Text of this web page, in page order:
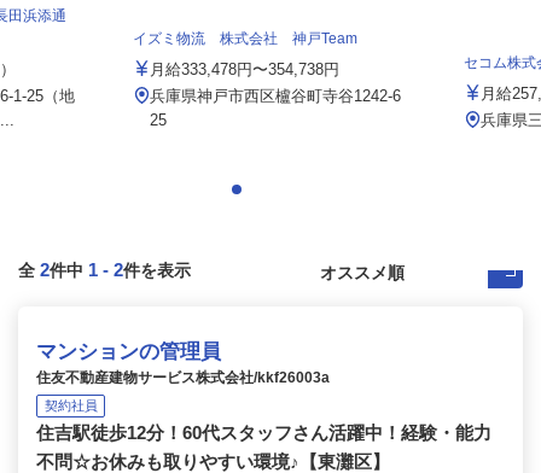
田浜添通
1-25（地
イズミ物流 株式会社 神戸Team
月給333,478円〜354,738円
兵庫県神戸市西区櫨谷町寺谷1242-6
25
セコム株式
月給
兵庫県
全 2件中 1 - 2件を表示
マンションの管理員
住友不動産建物サービス株式会社/kkf26003a
契約社員
住吉駅徒歩12分！60代スタッフさん活躍中！経験・能力
不問☆お休みも取りやすい環境♪【東灘区】